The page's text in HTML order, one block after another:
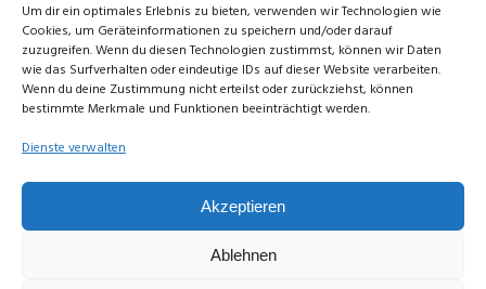
Um dir ein optimales Erlebnis zu bieten, verwenden wir Technologien wie
Cookies, um Geräteinformationen zu speichern und/oder darauf
zuzugreifen. Wenn du diesen Technologien zustimmst, können wir Daten
wie das Surfverhalten oder eindeutige IDs auf dieser Website verarbeiten.
Wenn du deine Zustimmung nicht erteilst oder zurückziehst, können
bestimmte Merkmale und Funktionen beeinträchtigt werden.
Dienste verwalten
Akzeptieren
Ablehnen
© Copyright Limettengrün // Since 2015